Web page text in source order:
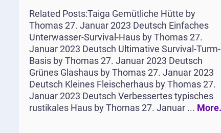
Related Posts:Taiga Gemütliche Hütte by
Thomas 27. Januar 2023 Deutsch Einfaches
Unterwasser-Survival-Haus by Thomas 27.
Januar 2023 Deutsch Ultimative Survival-Turm-
Basis by Thomas 27. Januar 2023 Deutsch
Grünes Glashaus by Thomas 27. Januar 2023
Deutsch Kleines Fleischerhaus by Thomas 27.
Januar 2023 Deutsch Verbessertes typisches
rustikales Haus by Thomas 27. Januar ...